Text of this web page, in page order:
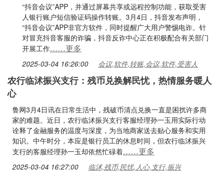
“抖音会议”APP，并通过屏幕共享或远程控制功能，获取受害
人银行账户短信验证码操作转账。3月4日，抖音发布声明，
“抖音会议”APP非官方软件，同时提醒广大用户警惕电诈。针
对冒充抖音客服的诈骗，抖音反诈中心正在积极配合有关部门
开展工作……更多
2025-03-04 16:26:00 会议,软件,转账,会议,软件,受害人
农行临沭振兴支行：残币兑换解民忧，热情服务暖人
心
鲁网3月4日讯在日常生活中，残破币清点兑换一直是困扰许多商
家的难题。近日，农行临沭振兴支行客服经理孙一玉用实际行动
诠释了金融服务的温度与深度，为当地商家送去贴心服务和实用
知识。中午时分，本应是银行员工的休息时间，但农行临沭振兴
支行的客服经理孙一玉却依然忙碌着……更多
2025-03-04 16:27:00 临沭,残币,民忧,人心,支行,振兴